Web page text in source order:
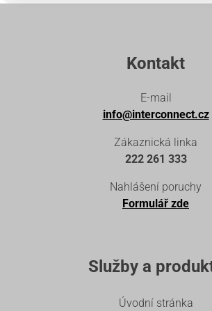
Kontakt
E-mail
info@interconnect.cz
Zákaznická linka
222 261 333
Nahlášení poruchy
Formulář zde
Služby a
Úvodní stránka